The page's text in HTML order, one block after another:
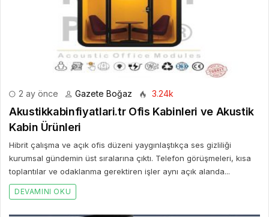
2 ay önce Gazete Boğaz 3.24k
Akustikkabinfiyatlari.tr Ofis Kabinleri ve Akustik
Kabin Ürünleri
Hibrit çalışma ve açık ofis düzeni yaygınlaştıkça ses gizliliği
kurumsal gündemin üst sıralarına çıktı. Telefon görüşmeleri, kısa
toplantılar ve odaklanma gerektiren işler aynı açık alanda...
DEVAMINI OKU